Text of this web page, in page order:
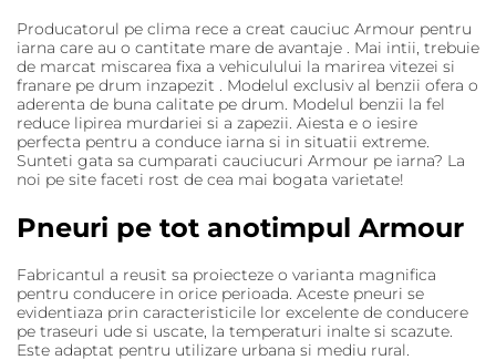
Producatorul pe clima rece a creat cauciuc Armour pentru
iarna care au o cantitate mare de avantaje . Mai intii, trebuie
de marcat miscarea fixa a vehiculului la marirea vitezei si
franare pe drum inzapezit . Modelul exclusiv al benzii ofera o
aderenta de buna calitate pe drum. Modelul benzii la fel
reduce lipirea murdariei si a zapezii. Aiesta e o iesire
perfecta pentru a conduce iarna si in situatii extreme.
Sunteti gata sa cumparati cauciucuri Armour pe iarna? La
noi pe site faceti rost de cea mai bogata varietate!
Pneuri pe tot anotimpul Armour
Fabricantul a reusit sa proiecteze o varianta magnifica
pentru conducere in orice perioada. Aceste pneuri se
evidentiaza prin caracteristicile lor excelente de conducere
pe traseuri ude si uscate, la temperaturi inalte si scazute.
Este adaptat pentru utilizare urbana si mediu rural.